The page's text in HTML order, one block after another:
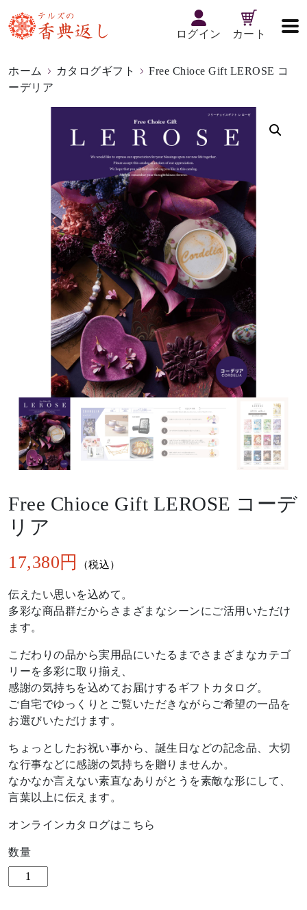
ログイン カート
ホーム カタログギフト
Free Chioce Gift LEROSE コ
ーデリア
Free Chioce Gift LEROSE コーデ
リア
17,380
伝えたい思いを込めて。
多彩な商品群だからさまざまなシーンにご活用いただけ
ます。
こだわりの品から実用品にいたるまでさまざまなカテゴ
リーを多彩に取り揃え、
感謝の気持ちを込めてお届けするギフトカタログ。
ご自宅でゆっくりとご覧いただきながらご希望の一品を
お選びいただけます。
ちょっとしたお祝い事から、誕生日などの記念品、大切
な行事などに感謝の気持ちを贈りませんか。
なかなか言えない素直なありがとうを素敵な形にして、
言葉以上に伝えます。
オンラインカタログはこちら
数量
Free
Chioce